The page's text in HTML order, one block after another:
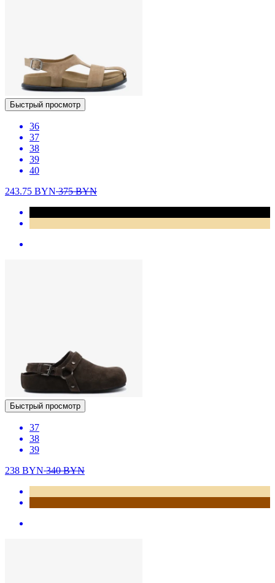
Быстрый просмотр
36
37
38
39
40
243.75 BYN375BYN
Быстрый просмотр
37
38
39
238 BYN340BYN